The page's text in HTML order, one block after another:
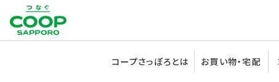
コープさっぽろとは お買い物・宅配